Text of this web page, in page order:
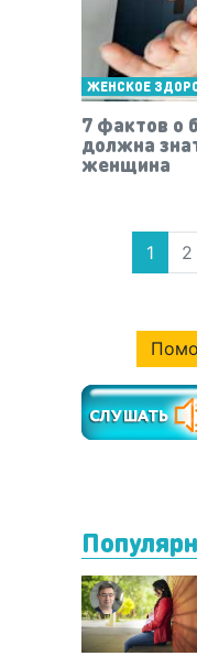
ЖЕНСКОЕ
7 фактов о
должна
женщина
1 2